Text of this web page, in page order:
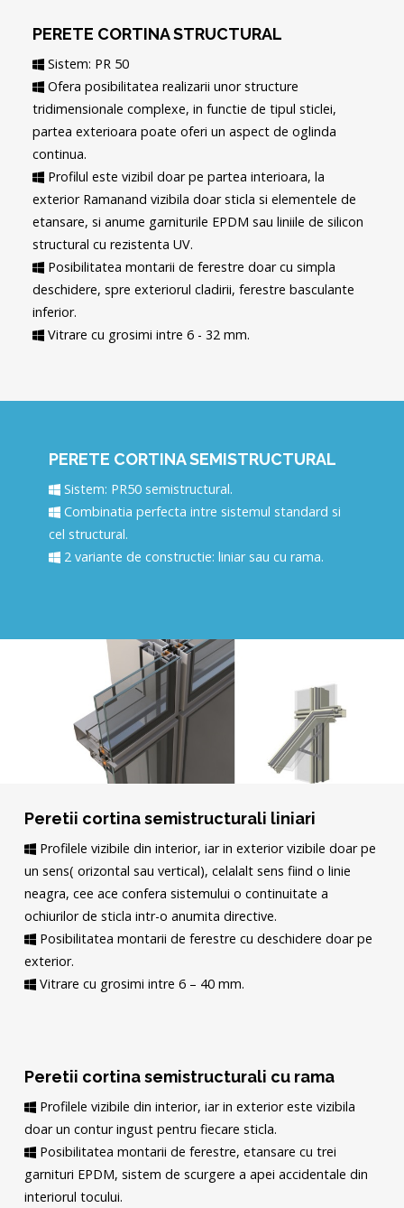
PERETE CORTINA STRUCTURAL
Sistem: PR 50
Ofera posibilitatea realizarii unor structure
tridimensionale complexe, in functie de tipul sticlei,
partea exterioara poate oferi un aspect de oglinda
continua.
Profilul este vizibil doar pe partea interioara, la
exterior Ramanand vizibila doar sticla si elementele de
etansare, si anume garniturile EPDM sau liniile de silicon
structural cu rezistenta UV.
Posibilitatea montarii de ferestre doar cu simpla
deschidere, spre exteriorul cladirii, ferestre basculante
inferior.
Vitrare cu grosimi intre 6 - 32 mm.
PERETE CORTINA SEMISTRUCTURAL
Sistem: PR50 semistructural.
Combinatia perfecta intre sistemul standard si
cel structural.
2 variante de constructie: liniar sau cu rama.
Peretii cortina semistructurali liniari
Profilele vizibile din interior, iar in exterior vizibile doar pe
un sens( orizontal sau vertical), celalalt sens fiind o linie
neagra, cee ace confera sistemului o continuitate a
ochiurilor de sticla intr-o anumita directive.
Posibilitatea montarii de ferestre cu deschidere doar pe
exterior.
Vitrare cu grosimi intre 6 – 40 mm.
Peretii cortina semistructurali cu rama
Profilele vizibile din interior, iar in exterior este vizibila
doar un contur ingust pentru fiecare sticla.
Posibilitatea montarii de ferestre, etansare cu trei
garnituri EPDM, sistem de scurgere a apei accidentale din
interiorul tocului.